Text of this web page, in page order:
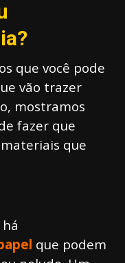
que você pode
vão trazer
mostramos
fazer que
que
que podem